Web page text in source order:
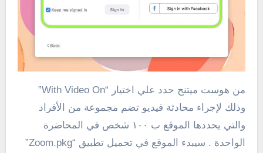
من هوست ميتنج حدد علي اختيار “With Video On”
وذلك لإجراء محادثة فيديو تضم مجموعة من الأفراد
والتي يحددها الموقع ب ١٠٠ شخص في المحاضرة
الواحدة . سيبدء الموقع في تحميل تطبيق “Zoom.pkg”